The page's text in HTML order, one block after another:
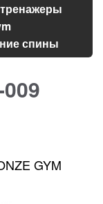
спины
GYM